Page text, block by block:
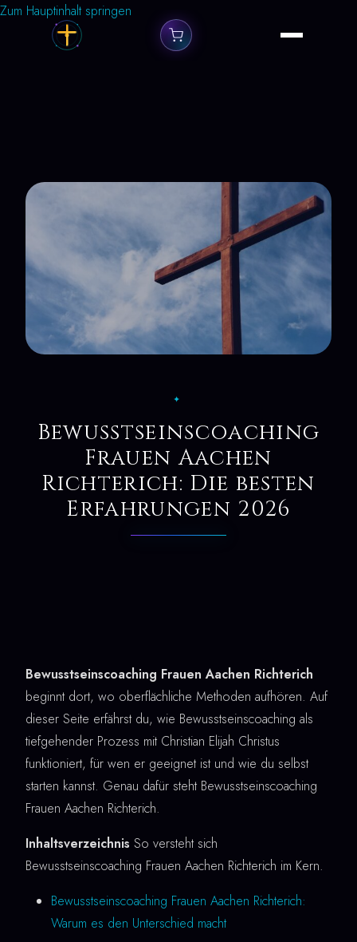
Zum Hauptinhalt springen
✦
Bewusstseinscoaching
Frauen Aachen
Richterich: Die besten
Erfahrungen 2026
Bewusstseinscoaching Frauen Aachen Richterich
beginnt dort, wo oberflächliche Methoden aufhören. Auf
dieser Seite erfährst du, wie Bewusstseinscoaching als
tiefgehender Prozess mit Christian Elijah Christus
funktioniert, für wen er geeignet ist und wie du selbst
starten kannst. Genau dafür steht Bewusstseinscoaching
Frauen Aachen Richterich.
Inhaltsverzeichnis So versteht sich
Bewusstseinscoaching Frauen Aachen Richterich im Kern.
Bewusstseinscoaching Frauen Aachen Richterich:
Warum es den Unterschied macht